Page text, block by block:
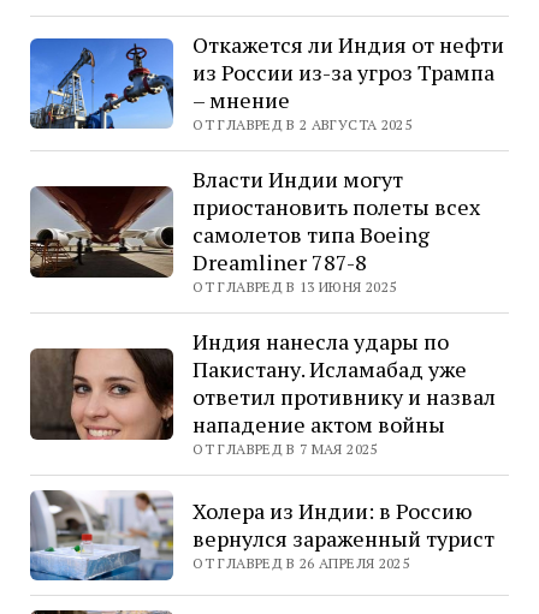
Откажется ли Индия от нефти
из России из-за угроз Трампа
– мнение
ОТ ГЛАВРЕД В 2 АВГУСТА 2025
Власти Индии могут
приостановить полеты всех
самолетов типа Boeing
Dreamliner 787-8
ОТ ГЛАВРЕД В 13 ИЮНЯ 2025
Индия нанесла удары по
Пакистану. Исламабад уже
ответил противнику и назвал
нападение актом войны
ОТ ГЛАВРЕД В 7 МАЯ 2025
Холера из Индии: в Россию
вернулся зараженный турист
ОТ ГЛАВРЕД В 26 АПРЕЛЯ 2025